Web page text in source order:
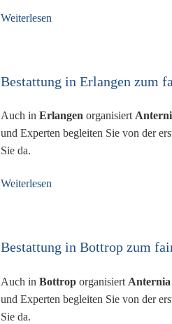
Weiterlesen
Bestattung in Erlangen zum
Auch in Erlangen organisiert
und Experten begleiten Sie von der
Sie da.
Weiterlesen
Bestattung in Bottrop zum
Auch in Bottrop organisiert Anternia
und Experten begleiten Sie von der
Sie da.